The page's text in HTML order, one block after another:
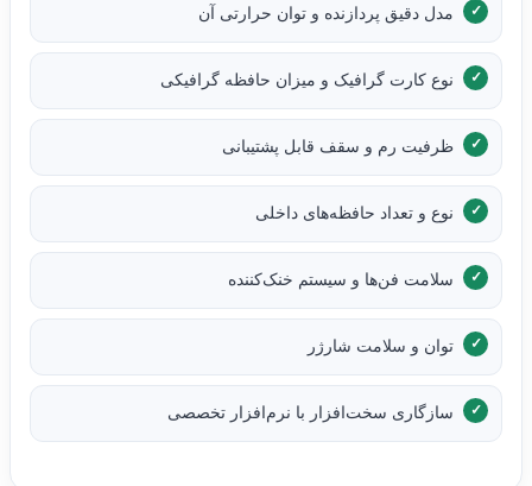
مدل دقیق پردازنده و توان حرارتی آن
نوع کارت گرافیک و میزان حافظه گرافیکی
ظرفیت رم و سقف قابل پشتیبانی
نوع و تعداد حافظه‌های داخلی
سلامت فن‌ها و سیستم خنک‌کننده
توان و سلامت شارژر
سازگاری سخت‌افزار با نرم‌افزار تخصصی